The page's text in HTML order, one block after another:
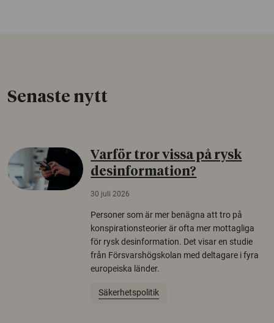
Senaste nytt
Varför tror vissa på rysk
desinformation?
30 juli 2026
Personer som är mer benägna att tro på
konspirationsteorier är ofta mer mottagliga
för rysk desinformation. Det visar en studie
från Försvarshögskolan med deltagare i fyra
europeiska länder.
Säkerhetspolitik